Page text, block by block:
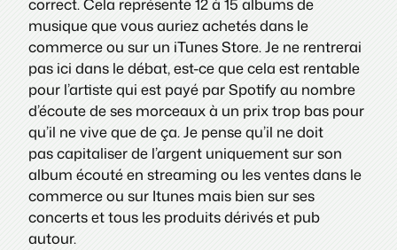
correct. Cela représente 12 à 15 albums de
musique que vous auriez achetés dans le
commerce ou sur un iTunes Store. Je ne rentrerai
pas ici dans le débat, est-ce que cela est rentable
pour l’artiste qui est payé par Spotify au nombre
d’écoute de ses morceaux à un prix trop bas pour
qu’il ne vive que de ça. Je pense qu’il ne doit
pas capitaliser de l’argent uniquement sur son
album écouté en streaming ou les ventes dans le
commerce ou sur Itunes mais bien sur ses
concerts et tous les produits dérivés et pub
autour.